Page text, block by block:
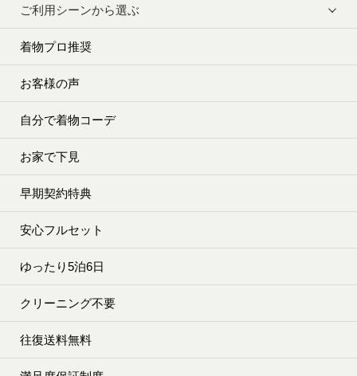
ご利用シーンから選ぶ
着物プロ推奨
お客様の声
自分で着物コーデ
お家で下見
早期契約特典
安心フルセット
ゆったり5泊6日
クリーニング不要
往復送料無料